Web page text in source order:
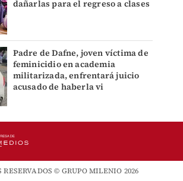
dañarlas para el regreso a clases
Padre de Dafne, joven víctima de
feminicidio en academia
militarizada, enfrentará juicio
acusado de haberla vi
RESERVADOS © GRUPO MILENIO 2026